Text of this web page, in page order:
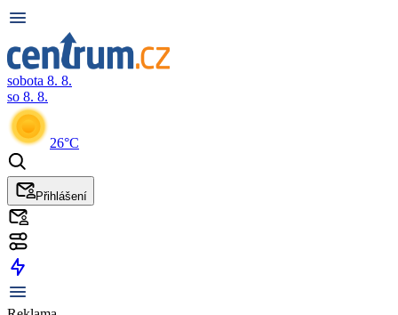
sobota 8. 8.
so 8. 8.
26°C
Přihlášení